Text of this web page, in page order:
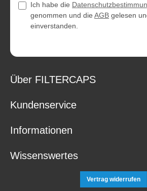
Ich habe die
genommen und die AGB gelesen
einverstanden.
Über FILTERCAPS
Kundenservice
Informationen
Wissenswertes
Vertrag widerrufen